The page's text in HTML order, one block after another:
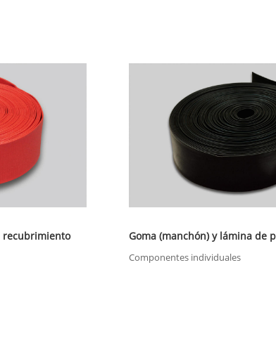
recubrimiento Goma (manchón) y lámina de
Componentes individuales